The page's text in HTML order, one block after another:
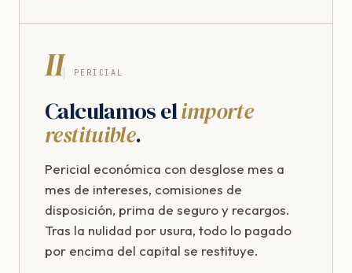
II PERICIAL
Calculamos elimporte
restituible.
Pericial económica con desglose mes a
mes de intereses, comisiones de
disposición, prima de seguro y recargos.
Tras la nulidad por usura, todo lo pagado
por encima del capital se restituye.